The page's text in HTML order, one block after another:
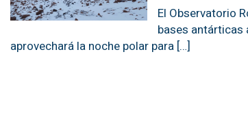
El Observatorio
bases antárticas
aprovechará la noche polar para […]